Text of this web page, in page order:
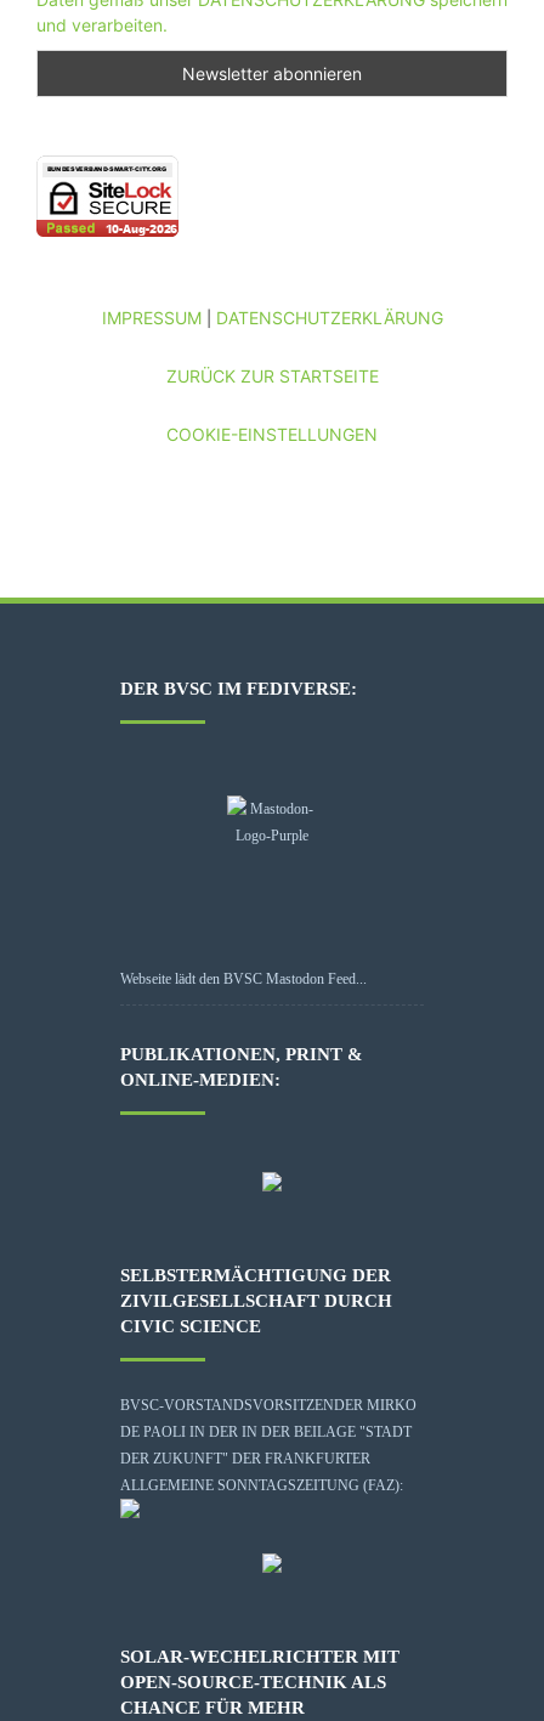
und verarbeiten.
IMPRESSUM| DATENSCHUTZERKLÄRUNG
ZURÜCK ZUR STARTSEITE
COOKIE-EINSTELLUNGEN
DER BVSC IM FEDIVERSE:
Webseite lädt den BVSC Mastodon Feed...
PUBLIKATIONEN, PRINT &
ONLINE-MEDIEN:
SELBSTERMÄCHTIGUNG DER
ZIVILGESELLSCHAFT DURCH
CIVIC SCIENCE
BVSC-VORSTANDSVORSITZENDER MIRKO
DE PAOLI IN DER IN DER BEILAGE "STADT
DER ZUKUNFT" DER FRANKFURTER
ALLGEMEINE SONNTAGSZEITUNG (FAZ):
SOLAR-WECHELRICHTER MIT
OPEN-SOURCE-TECHNIK ALS
CHANCE FÜR MEHR